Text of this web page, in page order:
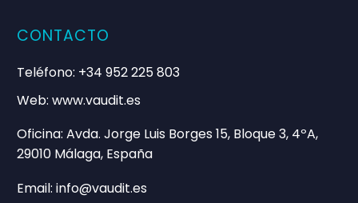
CONTACTO
Teléfono: +34 952 225 803
Web: www.vaudit.es
Oficina: Avda. Jorge Luis Borges 15, Bloque 3, 4ºA,
29010 Málaga, España
Email: info@vaudit.es